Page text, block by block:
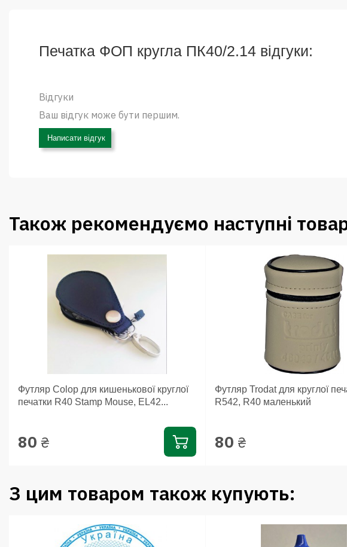
Печатка ФОП кругла ПК40/2.14 відгуки:
Відгуки
Ваш відгук може бути першим.
Написати відгук
Також рекомендуємо наступні
Футляр Colop для кишенькової круглої
печатки R40 Stamp Mouse, EL42...
80 ₴
Футляр Trodat для круглої
R542, R40 маленький
80 ₴
З цим товаром також купують: